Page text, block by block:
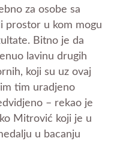
za osobe sa
prostor u kom mogu
Bitno je da
lavinu drugih
koji su uz ovaj
tim uradjeno
– rekao je
Mitrović koji je u
u bacanju